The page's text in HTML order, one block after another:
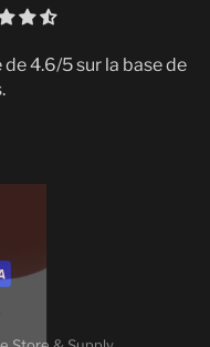
4.6/5 sur la base de
et vous proposer la
vous ?